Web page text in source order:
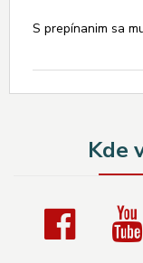
S prepínanim sa
Kde